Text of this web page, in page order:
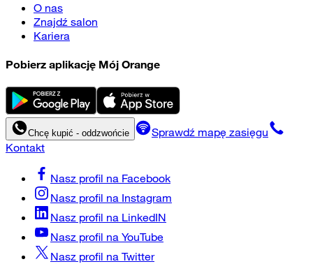
O nas
Znajdź salon
Kariera
Pobierz aplikację Mój Orange
Chcę kupić - oddzwońcie
Sprawdź mapę zasięgu
Kontakt
Nasz profil na Facebook
Nasz profil na Instagram
Nasz profil na LinkedIN
Nasz profil na YouTube
Nasz profil na Twitter